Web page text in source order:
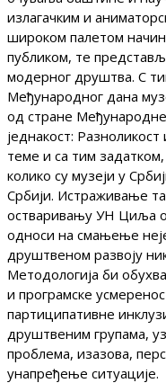
излагачким и
широком палетом
публиком, те
модерног друштва. С
Међународног дана
од стране
једнакост:
теме и са тим
колико су музеји у
Србији. Истраживање
остваривању УН Циља
односи на смањење
друштвеном развоју
Методологија би
и програмске
партиципативне
друштвеним групама,
проблема, изазова,
унапређење ситуације.